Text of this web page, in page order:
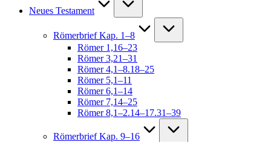
Neues Testament
Römerbrief Kap. 1–8
Römer 1,16–23
Römer 3,21–31
Römer 4,1–8.18–25
Römer 5,1–11
Römer 6,1–14
Römer 7,14–25
Römer 8,1–2.14–17.31–39
Römerbrief Kap. 9–16